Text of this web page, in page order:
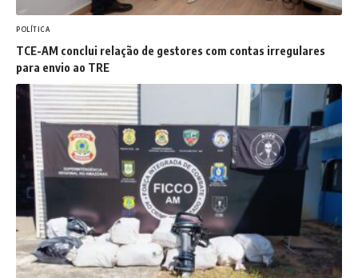
POLÍTICA
TCE-AM conclui relação de gestores com contas irregulares
para envio ao TRE